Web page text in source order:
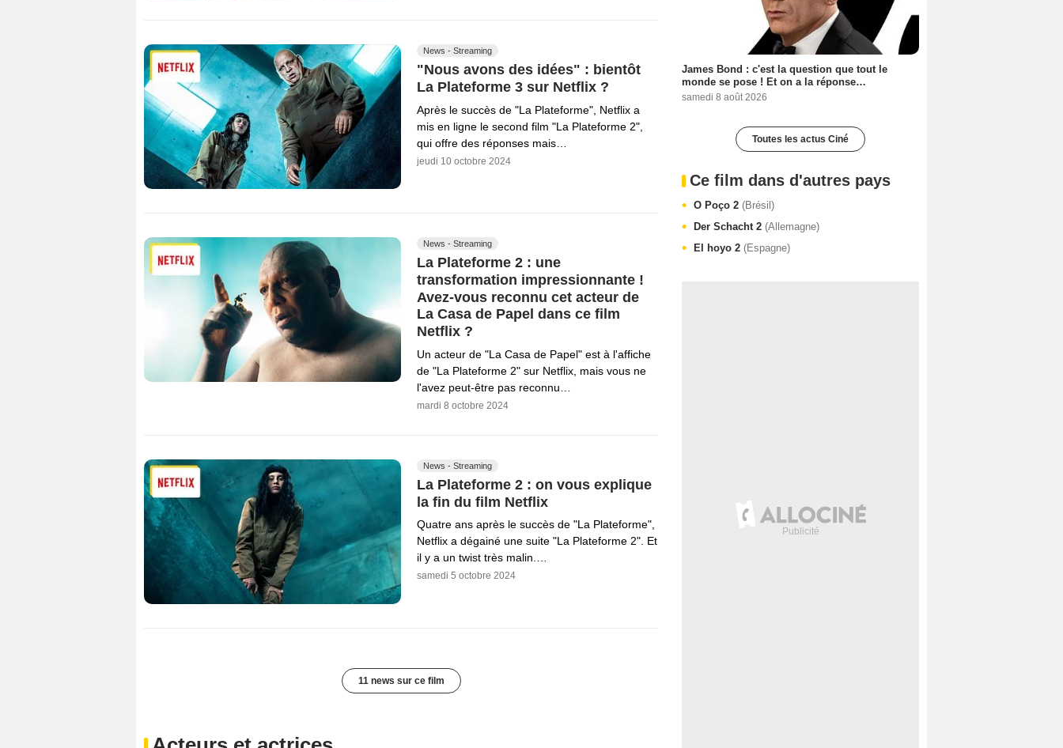
News - Streaming
"Nous avons des idées" : bientôt
La Plateforme 3 sur Netflix ?
Après le succès de "La Plateforme", Netflix a
mis en ligne le second film "La Plateforme 2",
qui offre des réponses mais…
jeudi 10 octobre 2024
News - Streaming
La Plateforme 2 : une
transformation impressionnante !
Avez-vous reconnu cet acteur de
La Casa de Papel dans ce film
Netflix ?
Un acteur de "La Casa de Papel" est à l'affiche
de "La Plateforme 2" sur Netflix, mais vous ne
l'avez peut-être pas reconnu…
mardi 8 octobre 2024
News - Streaming
La Plateforme 2 : on vous explique
la fin du film Netflix
Quatre ans après le succès de "La Plateforme",
Netflix a dégainé une suite "La Plateforme 2". Et
il y a un twist très malin.…
samedi 5 octobre 2024
11 news sur ce film
James Bond : c'est la question que tout le
monde se pose ! Et on a la réponse…
samedi 8 août 2026
Toutes les actus Ciné
Ce film dans d'autres pays
O Poço 2 (Brésil)
Der Schacht 2 (Allemagne)
El hoyo 2 (Espagne)